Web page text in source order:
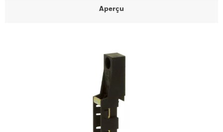
Aperçu